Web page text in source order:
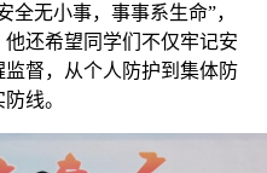
全无小事，事事系生命”，
还希望同学们不仅牢记安
督，从个人防护到集体防
线。